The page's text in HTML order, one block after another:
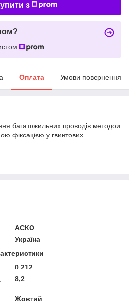
з
Оплата Умови повернення
багатожильних проводів методои
фіксацією у гвинтових
АСКО
Україна
0.212
8,2
Жовтий